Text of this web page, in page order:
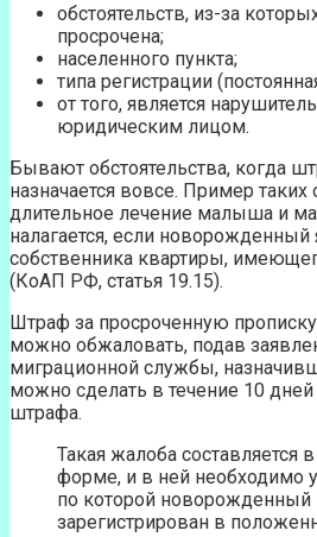
обстоятельств, из-за
просрочена;
населенного пункта;
типа регистрации
от того, является
юридическим лицом.
Бывают обстоятельства, когда
назначается вовсе. Пример таких
длительное лечение малыша и
налагается, если новорожденный
собственника квартиры,
(КоАП РФ, статья 19.15).
Штраф за просроченную
можно обжаловать, подав
миграционной службы,
можно сделать в течение 10
штрафа.
Такая жалоба составляется
форме, и в ней необходимо
по которой
зарегистрирован в